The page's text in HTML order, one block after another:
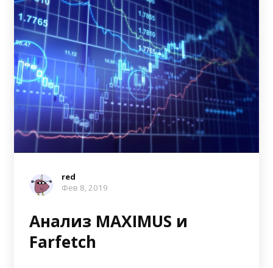
red
Фев 8, 2019
Анализ MAXIMUS и
Farfetch